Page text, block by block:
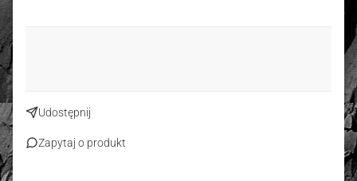
Udostępnij
Zapytaj o produkt